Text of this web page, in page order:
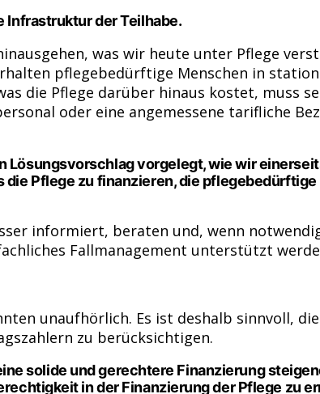
Infrastruktur der Teilhabe.
was wir heute unter Pflege
pflegebedürftige Menschen in
die Pflege darüber hinaus kostet, muss
oder eine angemessene tarifliche
vorgelegt, wie wir
Pflege zu finanzieren, die
informiert, beraten und, wenn
Fallmanagement unterstützt
unaufhörlich. Es ist deshalb sinnvoll,
zu berücksichtigen.
solide und gerechtere Finanzierung
in der Finanzierung der Pflege zu